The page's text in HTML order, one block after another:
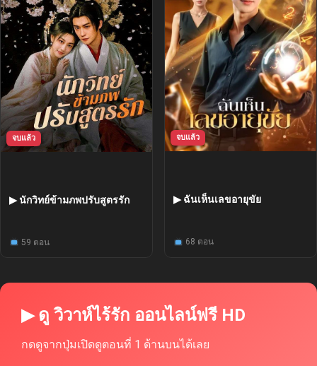
จบแล้ว
▶ นักวิทย์ข้ามภพปรับสูตรรัก
59 ตอน
จบแล้ว
▶ ฉันเห็นเลขอายุขัย
68 ตอน
▶ ดู วิวาห์ไร้รัก ออนไลน์ฟรี HD
กดดูจากปุ่มเปิดดูตอนที่ 1 ด้านบนได้เลย